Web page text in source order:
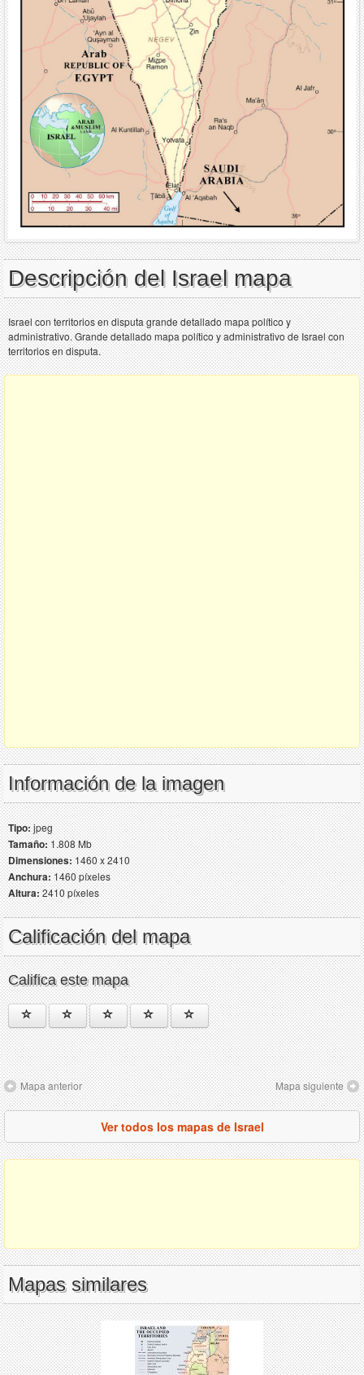
Descripción del Israel mapa
Israel con territorios en disputa grande detallado mapa político y
administrativo. Grande detallado mapa político y administrativo de Israel con
territorios en disputa.
Información de la imagen
Tipo:jpeg
Tamaño:1.808 Mb
Dimensiones:1460 x 2410
Anchura:1460 píxeles
Altura:2410 píxeles
Calificación del mapa
Califica este mapa
Mapa anterior Mapa siguiente
Ver todos los mapas de Israel
Mapas similares